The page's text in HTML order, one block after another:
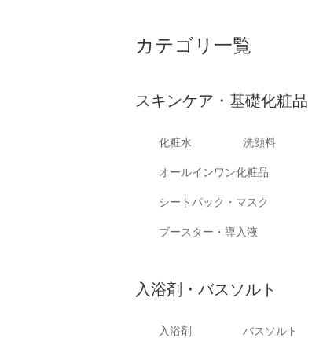
カテゴリ一覧
スキンケア・基礎化粧品
化粧水 洗顔料
オールインワン化粧品
シートパック・マスク
ブースター・導入液
入浴剤・バスソルト
入浴剤 バスソルト